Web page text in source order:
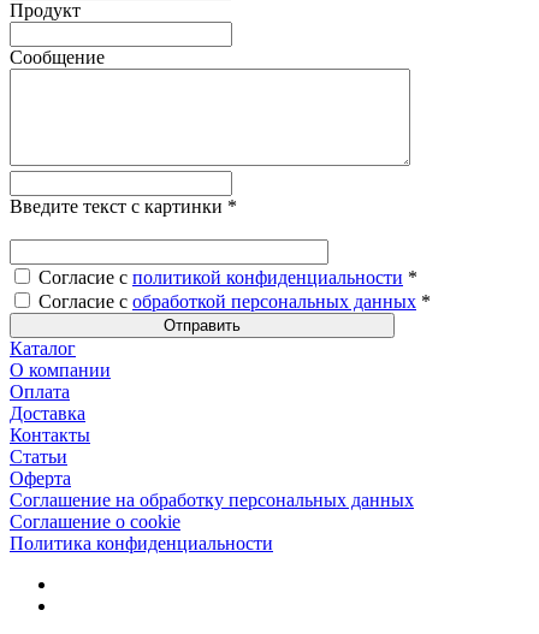
Продукт
Сообщение
Введите текст с картинки *
Согласие с политикой конфиденциальности *
Согласие с обработкой персональных данных *
Каталог
О компании
Оплата
Доставка
Контакты
Статьи
Оферта
Соглашение на обработку персональных данных
Соглашение о cookie
Политика конфиденциальности